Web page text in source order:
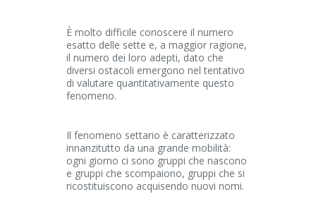
È molto difficile conoscere il numero
esatto delle sette e, a maggior ragione,
il numero dei loro adepti, dato che
diversi ostacoli emergono nel tentativo
di valutare quantitativamente questo
fenomeno.
Il fenomeno settario è caratterizzato
innanzitutto da una grande mobilità:
ogni giorno ci sono gruppi che nascono
e gruppi che scompaiono, gruppi che si
ricostituiscono acquisendo nuovi nomi.